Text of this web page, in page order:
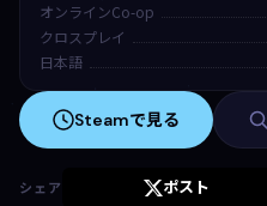
オンラインCo-op
クロスプレイ
日本語
Steamで見る
シェア ポスト